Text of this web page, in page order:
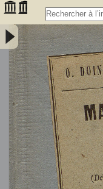
L'Astronomie,
Marcel Moye,... - Moye,